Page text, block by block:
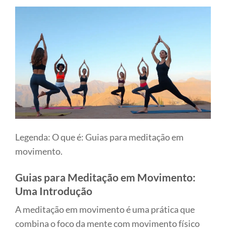
Legenda: O que é: Guias para meditação em
movimento.
Guias para Meditação em Movimento:
Uma Introdução
A meditação em movimento é uma prática que
combina o foco da mente com movimento físico